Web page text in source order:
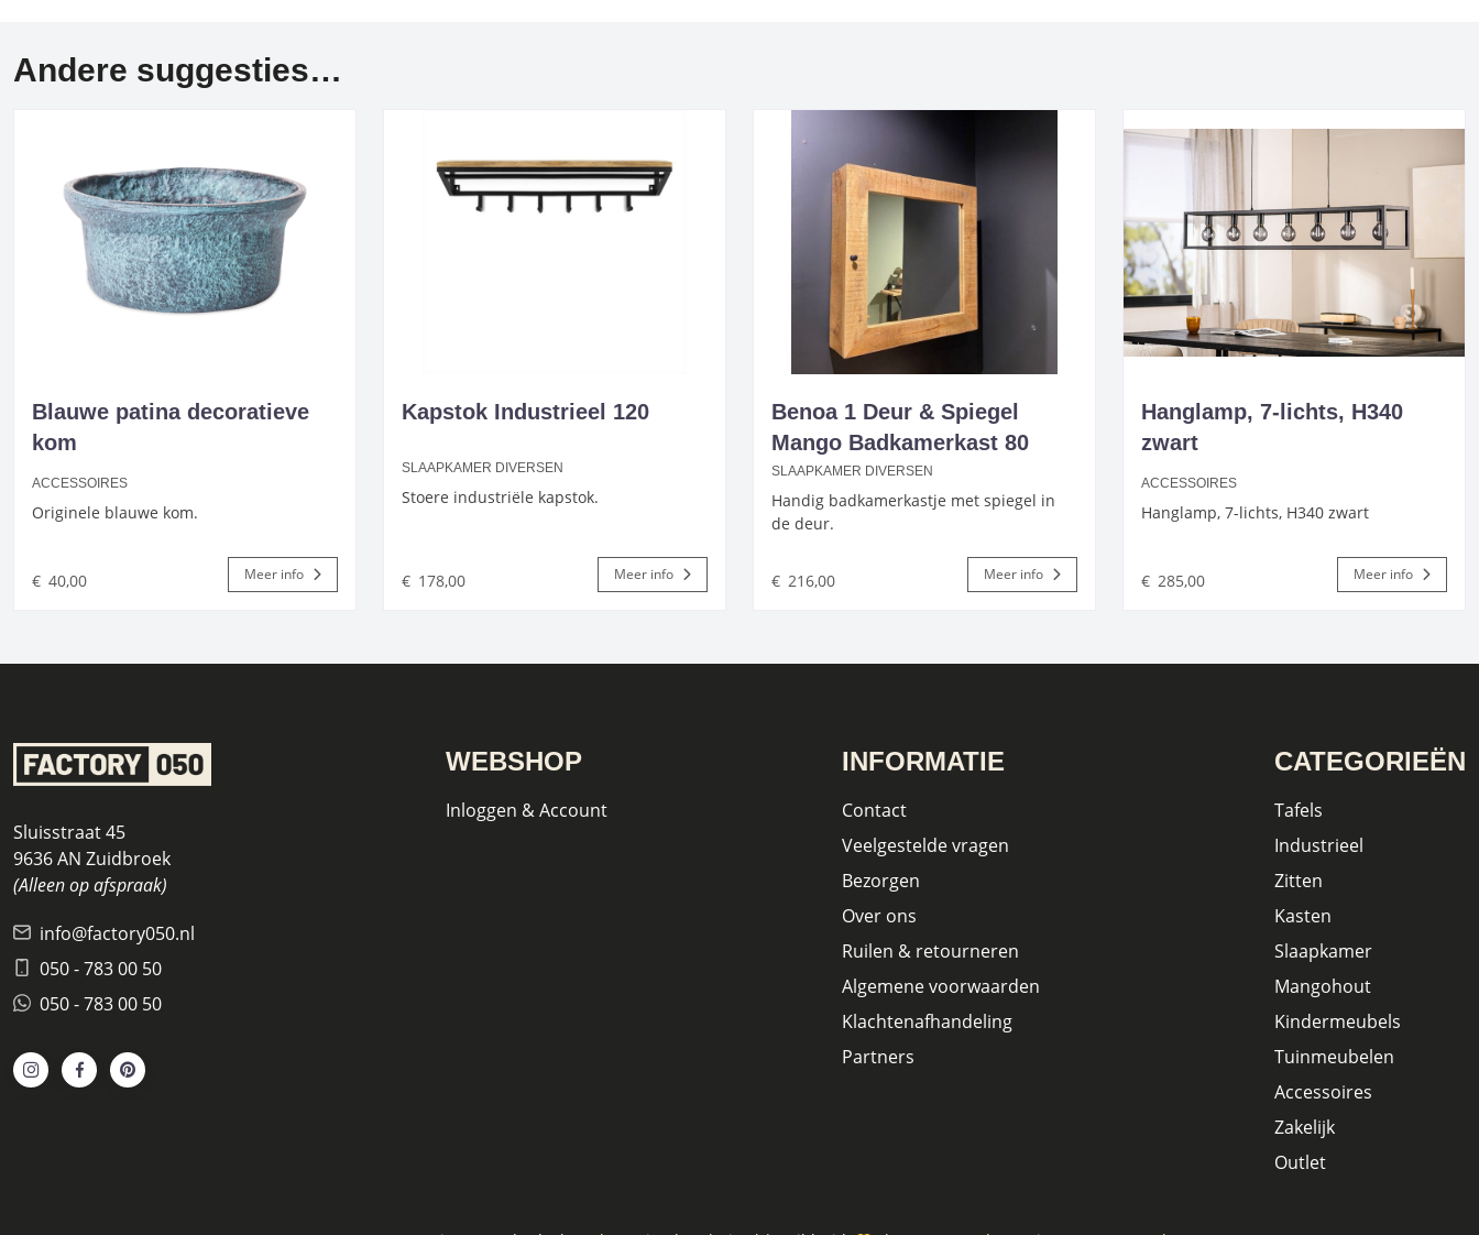
Andere suggesties…
Blauwe patina decoratieve
kom
ACCESSOIRES
Originele blauwe kom.
€ 40,00 Meer info
Kapstok Industrieel 120
SLAAPKAMER DIVERSEN
Stoere industriële kapstok.
€ 178,00 Meer info
Benoa 1 Deur & Spiegel
Mango Badkamerkast 80
SLAAPKAMER DIVERSEN
Handig badkamerkastje met spiegel in
de deur.
€ 216,00 Meer info
Hanglamp, 7-lichts, H340
zwart
ACCESSOIRES
Hanglamp, 7-lichts, H340 zwart
€ 285,00 Meer info
Sluisstraat 45
9636 AN Zuidbroek
(Alleen op afspraak)
info@factory050.nl
050 - 783 00 50
050 - 783 00 50
WEBSHOP
Inloggen & Account
INFORMATIE
Contact
Veelgestelde vragen
Bezorgen
Over ons
Ruilen & retourneren
Algemene voorwaarden
Klachtenafhandeling
Partners
CATEGORIEËN
Tafels
Industrieel
Zitten
Kasten
Slaapkamer
Mangohout
Kindermeubels
Tuinmeubelen
Accessoires
Zakelijk
Outlet